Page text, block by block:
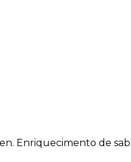
Enriquecimento de